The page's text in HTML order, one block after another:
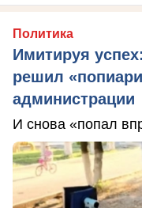
Политика
Имитируя
решил
администрации
И снова «попал